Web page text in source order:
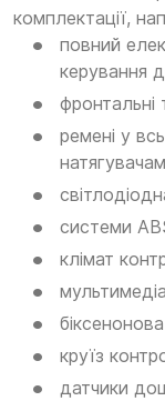
комплектації,
повний
керування
фронтальні
ремені у
системи
клімат
круїз
датчики